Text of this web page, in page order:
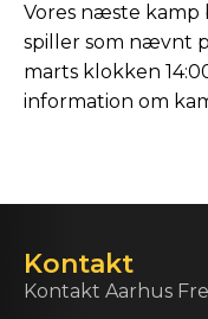
Vores næste kamp
spiller som nævnt
marts klokken
information om
Kontakt
Kontakt Aarhus